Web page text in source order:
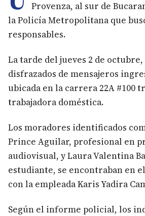
Provenza, al sur de
la Policía Metropolitana que
responsables.
La tarde del jueves 2 de
disfrazados de mensajeros
ubicada en la carrera 22A #100
trabajadora doméstica.
Los moradores identificados
Prince Aguilar, profesional en
audiovisual, y Laura Valentina
estudiante, se encontraban en
con la empleada Karis Yadira
Según el informe policial, los